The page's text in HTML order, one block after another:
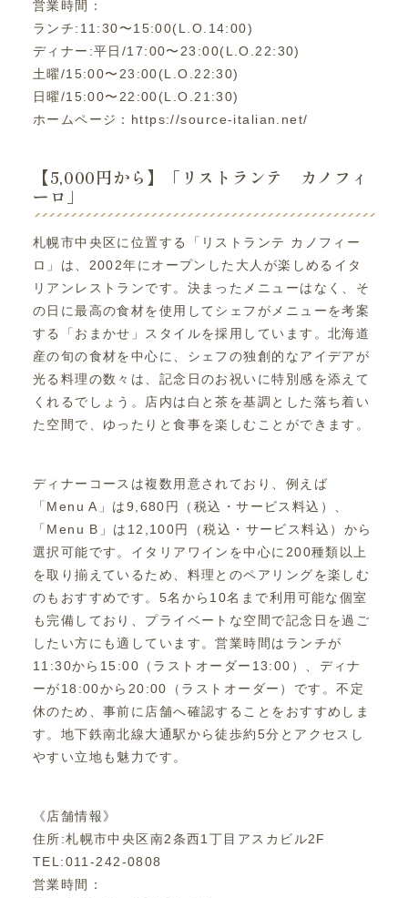
営業時間：
ランチ:11:30〜15:00(L.O.14:00)
ディナー:平日/17:00〜23:00(L.O.22:30)
土曜/15:00〜23:00(L.O.22:30)
日曜/15:00〜22:00(L.O.21:30)
ホームページ：https://source-italian.net/
【5,000円から】「リストランテ カノフィ
ーロ」
札幌市中央区に位置する「リストランテ カノフィー
ロ」は、2002年にオープンした大人が楽しめるイタ
リアンレストランです。決まったメニューはなく、そ
の日に最高の食材を使用してシェフがメニューを考案
する「おまかせ」スタイルを採用しています。北海道
産の旬の食材を中心に、シェフの独創的なアイデアが
光る料理の数々は、記念日のお祝いに特別感を添えて
くれるでしょう。店内は白と茶を基調とした落ち着い
た空間で、ゆったりと食事を楽しむことができます。
ディナーコースは複数用意されており、例えば
「Menu A」は9,680円（税込・サービス料込）、
「Menu B」は12,100円（税込・サービス料込）から
選択可能です。イタリアワインを中心に200種類以上
を取り揃えているため、料理とのペアリングを楽しむ
のもおすすめです。5名から10名まで利用可能な個室
も完備しており、プライベートな空間で記念日を過ご
したい方にも適しています。営業時間はランチが
11:30から15:00（ラストオーダー13:00）、ディナ
ーが18:00から20:00（ラストオーダー）です。不定
休のため、事前に店舗へ確認することをおすすめしま
す。地下鉄南北線大通駅から徒歩約5分とアクセスし
やすい立地も魅力です。
《店舗情報》
住所:札幌市中央区南2条西1丁目アスカビル2F
TEL:011-242-0808
営業時間：